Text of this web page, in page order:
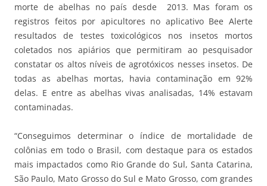
morte de abelhas no país desde 2013. Mas foram os
registros feitos por apicultores no aplicativo Bee Alerte
resultados de testes toxicológicos nos insetos mortos
coletados nos apiários que permitiram ao pesquisador
constatar os altos níveis de agrotóxicos nesses insetos. De
todas as abelhas mortas, havia contaminação em 92%
delas. E entre as abelhas vivas analisadas, 14% estavam
contaminadas.
“Conseguimos determinar o índice de mortalidade de
colônias em todo o Brasil, com destaque para os estados
mais impactados como Rio Grande do Sul, Santa Catarina,
São Paulo, Mato Grosso do Sul e Mato Grosso, com grandes